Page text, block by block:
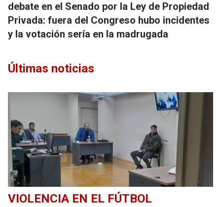
debate en el Senado por la Ley de Propiedad
Privada: fuera del Congreso hubo incidentes
y la votación sería en la madrugada
Últimas noticias
VIOLENCIA EN EL FÚTBOL